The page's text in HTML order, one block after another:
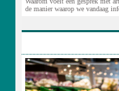
de manier waarop we vandaag